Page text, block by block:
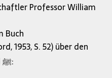
Professor William
Buch
1953, S. 52) über den
edlen Gesandten Mohammed ﷺ: